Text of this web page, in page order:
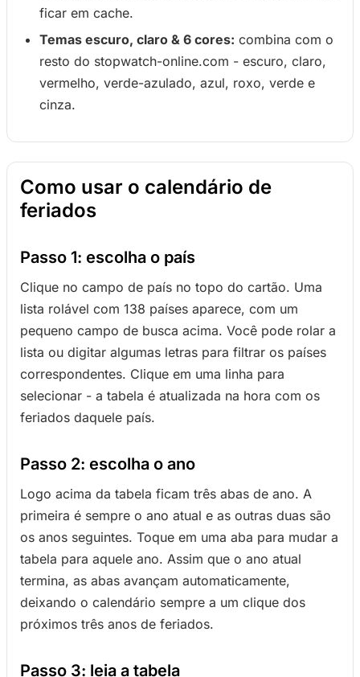
ficar em cache.
Temas escuro, claro & 6 cores: combina com o
resto do stopwatch-online.com - escuro, claro,
vermelho, verde-azulado, azul, roxo, verde e
cinza.
Como usar o calendário de
feriados
Passo 1: escolha o país
Clique no campo de país no topo do cartão. Uma
lista rolável com 138 países aparece, com um
pequeno campo de busca acima. Você pode rolar a
lista ou digitar algumas letras para filtrar os países
correspondentes. Clique em uma linha para
selecionar - a tabela é atualizada na hora com os
feriados daquele país.
Passo 2: escolha o ano
Logo acima da tabela ficam três abas de ano. A
primeira é sempre o ano atual e as outras duas são
os anos seguintes. Toque em uma aba para mudar a
tabela para aquele ano. Assim que o ano atual
termina, as abas avançam automaticamente,
deixando o calendário sempre a um clique dos
próximos três anos de feriados.
Passo 3: leia a tabela